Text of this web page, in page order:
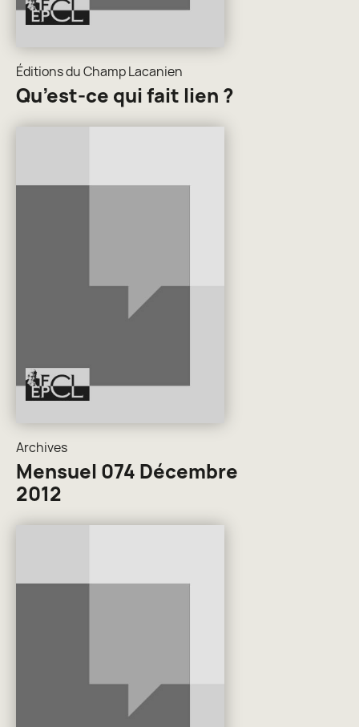
Éditions du Champ Lacanien
Qu’est-ce qui fait lien ?
Archives
Mensuel 074 Décembre
2012